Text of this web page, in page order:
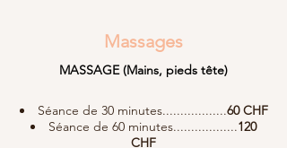
Massages
MASSAGE(Mains, pieds tête)
Séance de 30 minutes..................60 CHF
Séance de 60 minutes..................120
CHF